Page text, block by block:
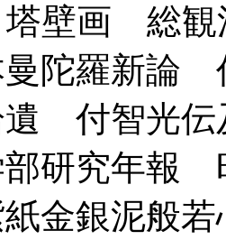
塔壁画 総
曼陀羅新論
遺 付智光
研究年報
紙金銀泥般